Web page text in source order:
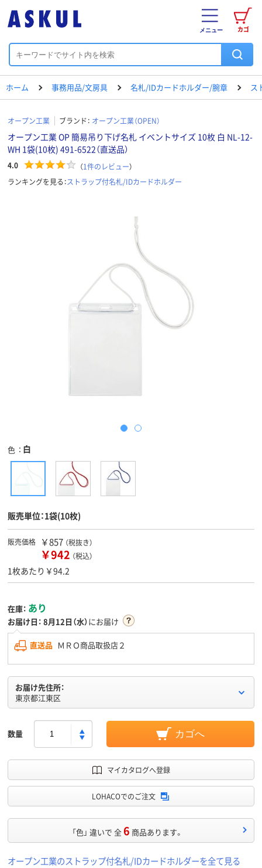
カゴ
メニュー
ホーム 事務用品/文房具 名札/IDカードホルダー/腕章 ス
オープン工業 ブランド： オープン工業（OPEN）
オープン工業 OP 簡易吊り下げ名札 イベントサイズ 10枚 白 NL-12-
WH 1袋(10枚) 491-6522（直送品）
4.0 （1件のレビュー）
ランキングを見る：ストラップ付名札/IDカードホルダー
色 白
販売単位：1袋(10枚)
販売価格 ￥857 （税抜き）
￥942 （税込）
1枚あたり￥94.2
在庫： あり
お届け日： 8月12日（水）にお届け
直送品 ＭＲＯ商品取扱店２
お届け先住所：
東京都江東区
数量 カゴへ
マイカタログへ登録
LOHACOでのご注文
「色」 違いで 全6 商品あります。
オープン工業のストラップ付名札/IDカードホルダーを全て見る